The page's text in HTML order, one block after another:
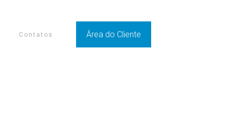
Contatos Área do Cliente